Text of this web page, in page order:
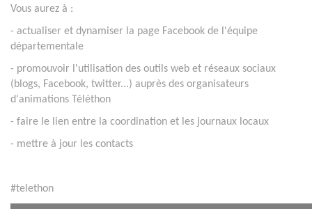
Vous aurez à :
- actualiser et dynamiser la page Facebook de l'équipe
départementale
- promouvoir l'utilisation des outils web et réseaux sociaux
(blogs, Facebook, twitter...) auprès des organisateurs
d'animations Téléthon
- faire le lien entre la coordination et les journaux locaux
- mettre à jour les contacts
#telethon